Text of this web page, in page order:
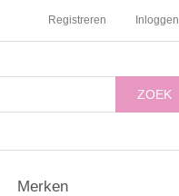
Registreren Inloggen
ZOEK
Merken